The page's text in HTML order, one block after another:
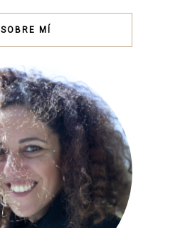
SOBRE MÍ